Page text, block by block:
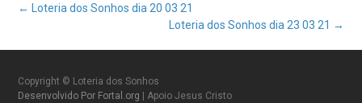
Post
navigation
← Loteria dos Sonhos dia 20 03 21
Loteria dos Sonhos dia 23 03 21 →
Copyright © Loteria dos Sonhos
Desenvolvido Por Fortal.org
| Apoio Jesus Cristo